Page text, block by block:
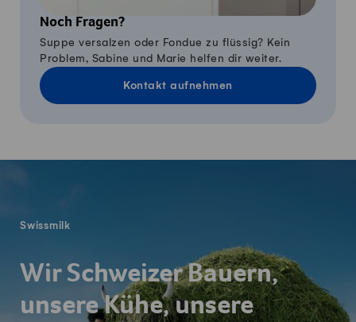
Noch Fragen?
Suppe versalzen oder Fondue zu flüssig? Kein
Problem, Sabine und Marie helfen dir weiter.
Kontakt aufnehmen
Swissmilk
Wir Schweizer Bauern,
unsere Kühe, unsere